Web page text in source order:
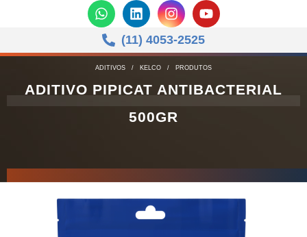
(11) 4053-2525
ADITIVOS / KELCO / PRODUTOS
ADITIVO PIPICAT ANTIBACTERIAL
500GR